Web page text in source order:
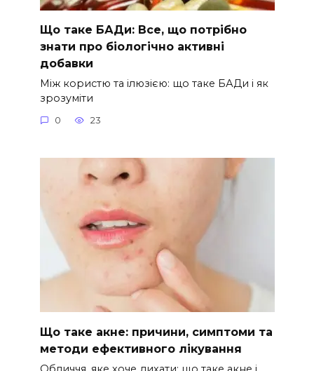
Що таке БАДи: Все, що потрібно
знати про біологічно активні
добавки
Між користю та ілюзією: що таке БАДи і як
зрозуміти
0 23
Що таке акне: причини, симптоми та
методи ефективного лікування